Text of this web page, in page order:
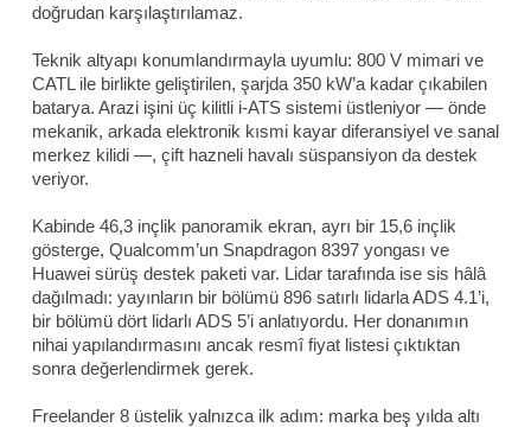
doğrudan karşılaştırılamaz.
Teknik altyapı konumlandırmayla uyumlu: 800 V mimari ve
CATL ile birlikte geliştirilen, şarjda 350 kW’a kadar çıkabilen
batarya. Arazi işini üç kilitli i-ATS sistemi üstleniyor — önde
mekanik, arkada elektronik kısmi kayar diferansiyel ve sanal
merkez kilidi —, çift hazneli havalı süspansiyon da destek
veriyor.
Kabinde 46,3 inçlik panoramik ekran, ayrı bir 15,6 inçlik
gösterge, Qualcomm’un Snapdragon 8397 yongası ve
Huawei sürüş destek paketi var. Lidar tarafında ise sis hâlâ
dağılmadı: yayınların bir bölümü 896 satırlı lidarla ADS 4.1’i,
bir bölümü dört lidarlı ADS 5’i anlatıyordu. Her donanımın
nihai yapılandırmasını ancak resmî fiyat listesi çıktıktan
sonra değerlendirmek gerek.
Freelander 8 üstelik yalnızca ilk adım: marka beş yılda altı